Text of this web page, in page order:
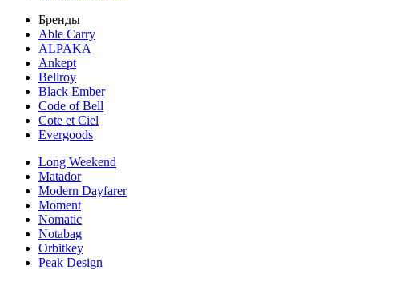
Бренды
Able Carry
ALPAKA
Ankept
Bellroy
Black Ember
Code of Bell
Cote et Ciel
Evergoods
Long Weekend
Matador
Modern Dayfarer
Moment
Nomatic
Notabag
Orbitkey
Peak Design